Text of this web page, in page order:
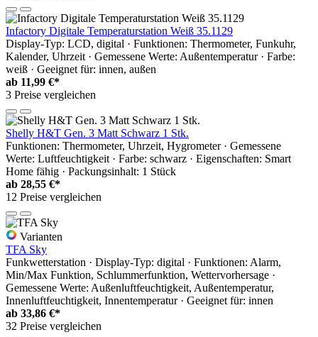
Infactory Digitale Temperaturstation Weiß 35.1129
Display-Typ: LCD, digital · Funktionen: Thermometer, Funkuhr,
Kalender, Uhrzeit · Gemessene Werte: Außentemperatur · Farbe:
weiß · Geeignet für: innen, außen
ab 11,99 €*
3 Preise vergleichen
Shelly H&T Gen. 3 Matt Schwarz 1 Stk.
Funktionen: Thermometer, Uhrzeit, Hygrometer · Gemessene
Werte: Luftfeuchtigkeit · Farbe: schwarz · Eigenschaften: Smart
Home fähig · Packungsinhalt: 1 Stück
ab 28,55 €*
12 Preise vergleichen
Varianten
TFA Sky
Funkwetterstation · Display-Typ: digital · Funktionen: Alarm,
Min/Max Funktion, Schlummerfunktion, Wettervorhersage ·
Gemessene Werte: Außenluftfeuchtigkeit, Außentemperatur,
Innenluftfeuchtigkeit, Innentemperatur · Geeignet für: innen
ab 33,86 €*
32 Preise vergleichen